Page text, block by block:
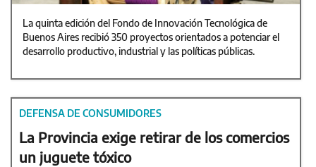
La quinta edición del Fondo de Innovación Tecnológica de
Buenos Aires recibió 350 proyectos orientados a potenciar el
desarrollo productivo, industrial y las políticas públicas.
DEFENSA DE CONSUMIDORES
La Provincia exige retirar de los comercios
un juguete tóxico